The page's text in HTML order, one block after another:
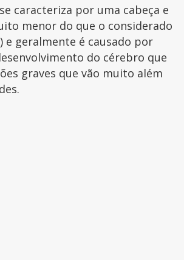
se caracteriza por uma cabeça e
menor do que o considerado
e geralmente é causado por
do cérebro que
graves que vão muito além